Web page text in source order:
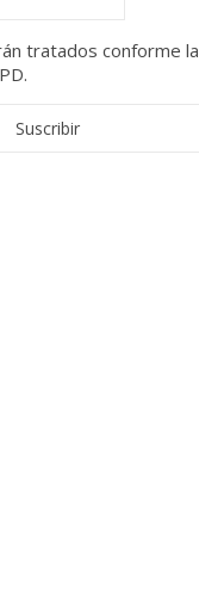
tratados conforme la